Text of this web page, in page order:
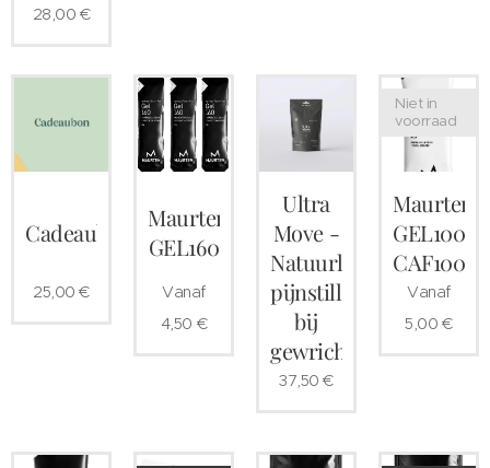
28,00 €
Cadeaubon
25,00 €
Maurten
GEL160
Vanaf
4,50 €
Ultra
Move -
Natuurlijke
pijnstiller
bij
gewrichtspijnen
37,50 €
Maurten
GEL100
CAF100
Niet in
voorraad
Vanaf
5,00 €